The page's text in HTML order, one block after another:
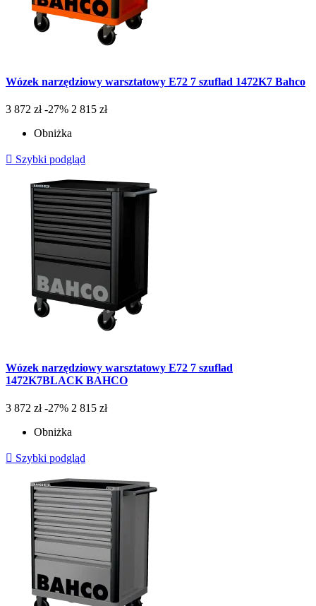
Wózek narzędziowy warsztatowy E72 7 szuflad 1472K7 Bahco
3 872 zł -27% 2 815 zł
Obniżka
 Szybki podgląd
Wózek narzędziowy warsztatowy E72 7 szuflad
1472K7BLACK BAHCO
3 872 zł -27% 2 815 zł
Obniżka
 Szybki podgląd